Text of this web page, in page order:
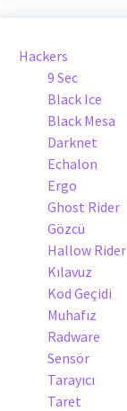
Hackers
9 Sec
Black Ice
Black Mesa
Darknet
Echalon
Ergo
Ghost Rider
Gözcü
Hallow Rider
Kılavuz
Kod Geçidi
Muhafız
Radware
Sensör
Tarayıcı
Taret